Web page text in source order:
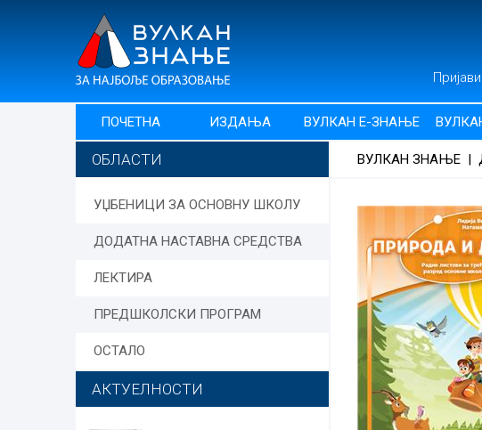
ПОЧЕТНА ИЗДАЊА ВУЛКАН Е-ЗНАЊЕ
ОБЛАСТИ
УЏБЕНИЦИ ЗА ОСНОВНУ ШКОЛУ
ДОДАТНА НАСТАВНА СРЕДСТВА
ЛЕКТИРА
ПРЕДШКОЛСКИ ПРОГРАМ
ОСТАЛО
АКТУЕЛНОСТИ
ВУЛКАН ЗНАЊЕ |